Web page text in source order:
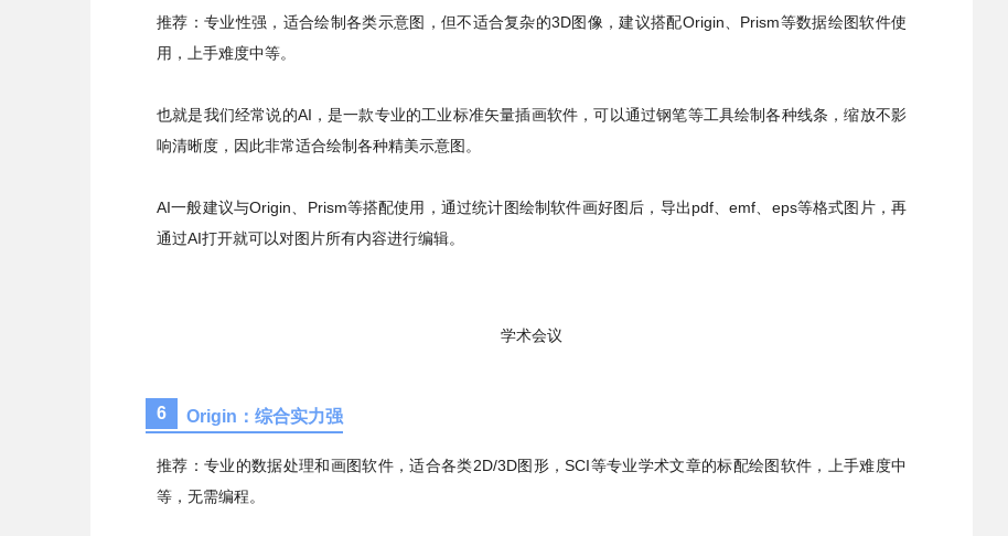
推荐：专业性强，适合绘制各类示意图，但不适合复杂的3D图像，建议搭配Origin、Prism等数据绘图软件使
用，上手难度中等。
也就是我们经常说的AI，是一款专业的工业标准矢量插画软件，可以通过钢笔等工具绘制各种线条，缩放不影
响清晰度，因此非常适合绘制各种精美示意图。
AI一般建议与Origin、Prism等搭配使用，通过统计图绘制软件画好图后，导出pdf、emf、eps等格式图片，再
通过AI打开就可以对图片所有内容进行编辑。
学术会议
6 Origin：综合实力强
推荐：专业的数据处理和画图软件，适合各类2D/3D图形，SCI等专业学术文章的标配绘图软件，上手难度中
等，无需编程。